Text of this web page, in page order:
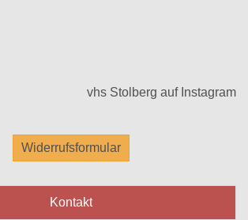
vhs Stolberg auf Instagram
Widerrufsformular
Kontakt